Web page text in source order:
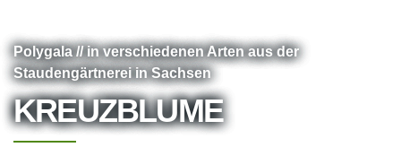
Polygala // in verschiedenen Arten aus der
Staudengärtnerei in Sachsen
KREUZBLUME